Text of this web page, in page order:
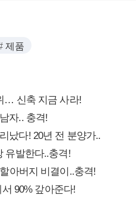
제품
… 신축 지금 사라!
자.. 충격!
났다! 20년 전 분양가..
유발한다..충격!
아버지 비결이..충격!
90% 갚아준다!